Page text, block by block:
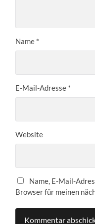
Name *
E-Mail-Adresse *
Website
Name, E-Mail-
Browser für meinen